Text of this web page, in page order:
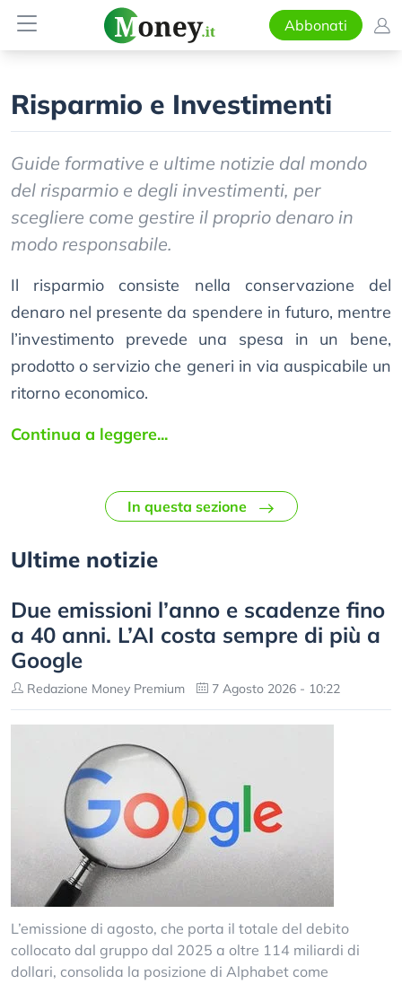
Abbonati
Risparmio e Investimenti
Guide formative e ultime notizie dal mondo
del risparmio e degli investimenti, per
scegliere come gestire il proprio denaro in
modo responsabile.
Il risparmio consiste nella conservazione del
denaro nel presente da spendere in futuro, mentre
l’investimento prevede una spesa in un bene,
prodotto o servizio che generi in via auspicabile un
ritorno economico.
Continua a leggere...
In questa sezione
Ultime notizie
Due emissioni l’anno e scadenze fino
a 40 anni. L’AI costa sempre di più a
Google
Redazione Money Premium 7 Agosto 2026 - 10:22
L’emissione di agosto, che porta il totale del debito
collocato dal gruppo dal 2025 a oltre 114 miliardi di
dollari, consolida la posizione di Alphabet come